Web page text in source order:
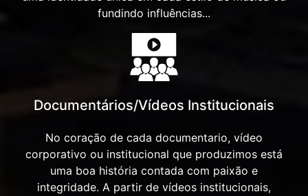
fundindo influências...
Documentários/Vídeos Institucionais
No coração de cada documentario, vídeo
corporativo ou institucional que produzimos está
uma boa história contada com paixão e
integridade. A partir de vídeos institucionais,